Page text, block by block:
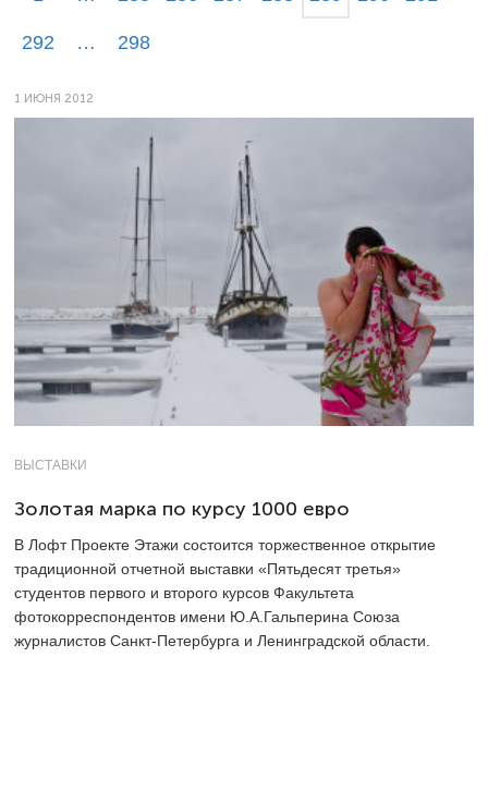
292 … 298
1 ИЮНЯ 2012
ВЫСТАВКИ
Золотая марка по курсу 1000 евро
В Лофт Проекте Этажи состоится торжественное открытие
традиционной отчетной выставки «Пятьдесят третья»
студентов первого и второго курсов Факультета
фотокорреспондентов имени Ю.А.Гальперина Союза
журналистов Санкт-Петербурга и Ленинградской области.